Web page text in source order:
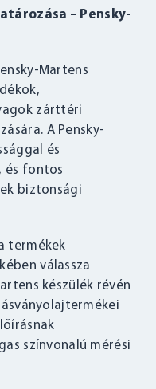
– Pensky-
Martens
zárttéri
A Pensky-
és
és fontos
biztonsági
termékek
válassza
készülék révén
színvonalú mérési